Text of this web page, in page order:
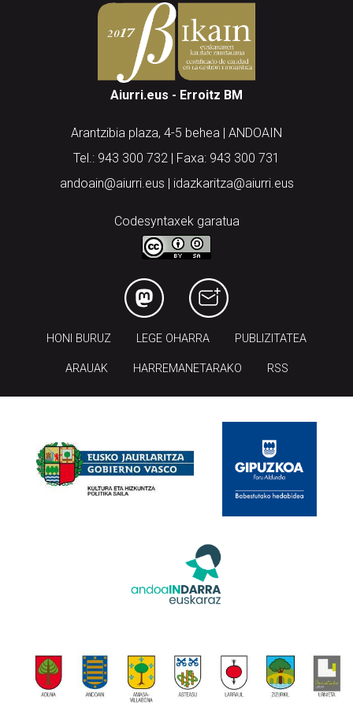
Aiurri.eus - Erroitz BM
Arantzibia plaza, 4-5 behea | ANDOAIN
Tel.: 943 300 732 | Faxa: 943 300 731
andoain@aiurri.eus | idazkaritza@aiurri.eus
Codesyntaxek garatua
HONI BURUZ LEGE OHARRA PUBLIZITATEA
ARAUAK HARREMANETARAKO RSS